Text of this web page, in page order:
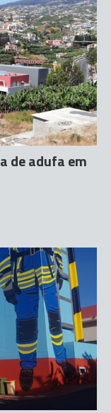
de adufa em